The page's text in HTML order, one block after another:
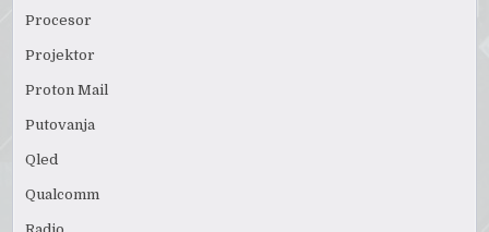
Procesor
Projektor
Proton Mail
Putovanja
Qled
Qualcomm